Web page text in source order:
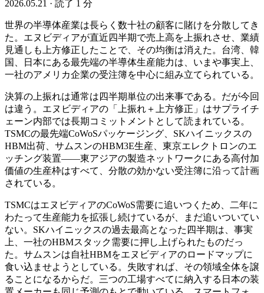
2026.05.21 · 読了 1 分
世界の半導体産業は長らく数十社の顧客に賭けを分散してき
た。エヌビディアが直近四半期で売上高を上振れさせ、業績
見通しも上方修正したことで、その均衡は消えた。台湾、韓
国、日本にある最先端の半導体生産能力は、いまや事実上、
一社のアメリカ企業の受注簿を中心に組み立てられている。
決算の上振れは通常は四半期単位の出来事である。だが今回
は違う。エヌビディアの「上振れ＋上方修正」はサプライチ
ェーン内部では長期コミットメントとして読まれている。
TSMCの最先端CoWoSパッケージング、SKハイニックスの
HBM出荷、サムスンのHBM3E生産、東京エレクトロンのエ
ッチング装置——東アジアの製造ネットワークにある高付加
価値の生産枠はすべて、分散の効かない受注簿に沿って計画
されている。
TSMCはエヌビディアのCoWoS需要に追いつくため、二年に
わたって生産能力を拡張し続けているが、まだ追いついてい
ない。SKハイニックスの過去最高となった四半期は、事実
上、一社のHBMスタック需要に押し上げられたものだっ
た。サムスンは自社HBMをエヌビディアのロードマップに
食い込ませようとしている。失敗すれば、その領域全体を譲
ることになるからだ。三つの工場すべてに納入する日本の装